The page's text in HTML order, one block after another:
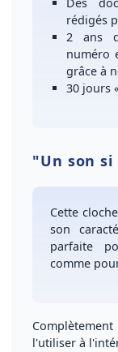
Des
rédigés
2 ans
numéro
grâce à
30 jours
"Un son
Cette
son
parfaite
comme
l'utiliser à